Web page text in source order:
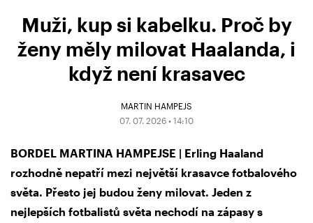
Muži, kup si kabelku. Proč by
ženy měly milovat Haalanda, i
když není krasavec
MARTIN HAMPEJS
07. 07. 2026 • 14:10
BORDEL MARTINA HAMPEJSE | Erling Haaland
rozhodně nepatří mezi největší krasavce fotbalového
světa. Přesto jej budou ženy milovat. Jeden z
nejlepších fotbalistů světa nechodí na zápasy s